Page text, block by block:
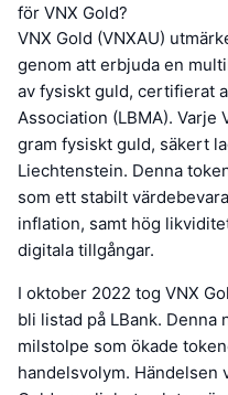
för VNX Gold?
VNX Gold (VNXAU)
genom att erbjuda en
av fysiskt guld, certifierat
Association (LBMA).
gram fysiskt guld, säkert
Liechtenstein. Denna
som ett stabilt
inflation, samt hög
digitala tillgångar.
I oktober 2022 tog VNX
bli listad på LBank.
milstolpe som ökade
handelsvolym. Händelsen